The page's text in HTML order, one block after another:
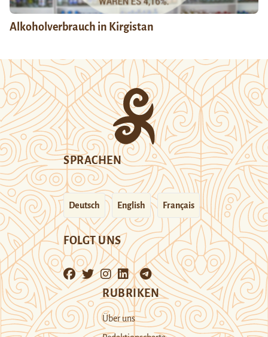
Alkoholverbrauch in Kirgistan
SPRACHEN
Deutsch English Français
FOLGT UNS
RUBRIKEN
Über uns